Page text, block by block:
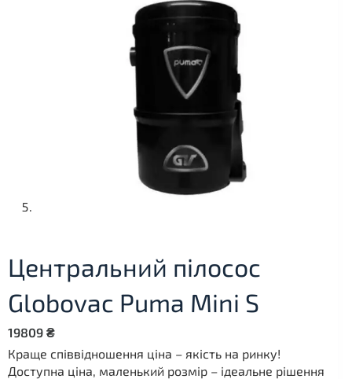
Центральний пілосос
Globovac Puma Mini S
19809 ₴
Краще співвідношення ціна – якість на ринку!
Доступна ціна, маленький розмір – ідеальне рішення